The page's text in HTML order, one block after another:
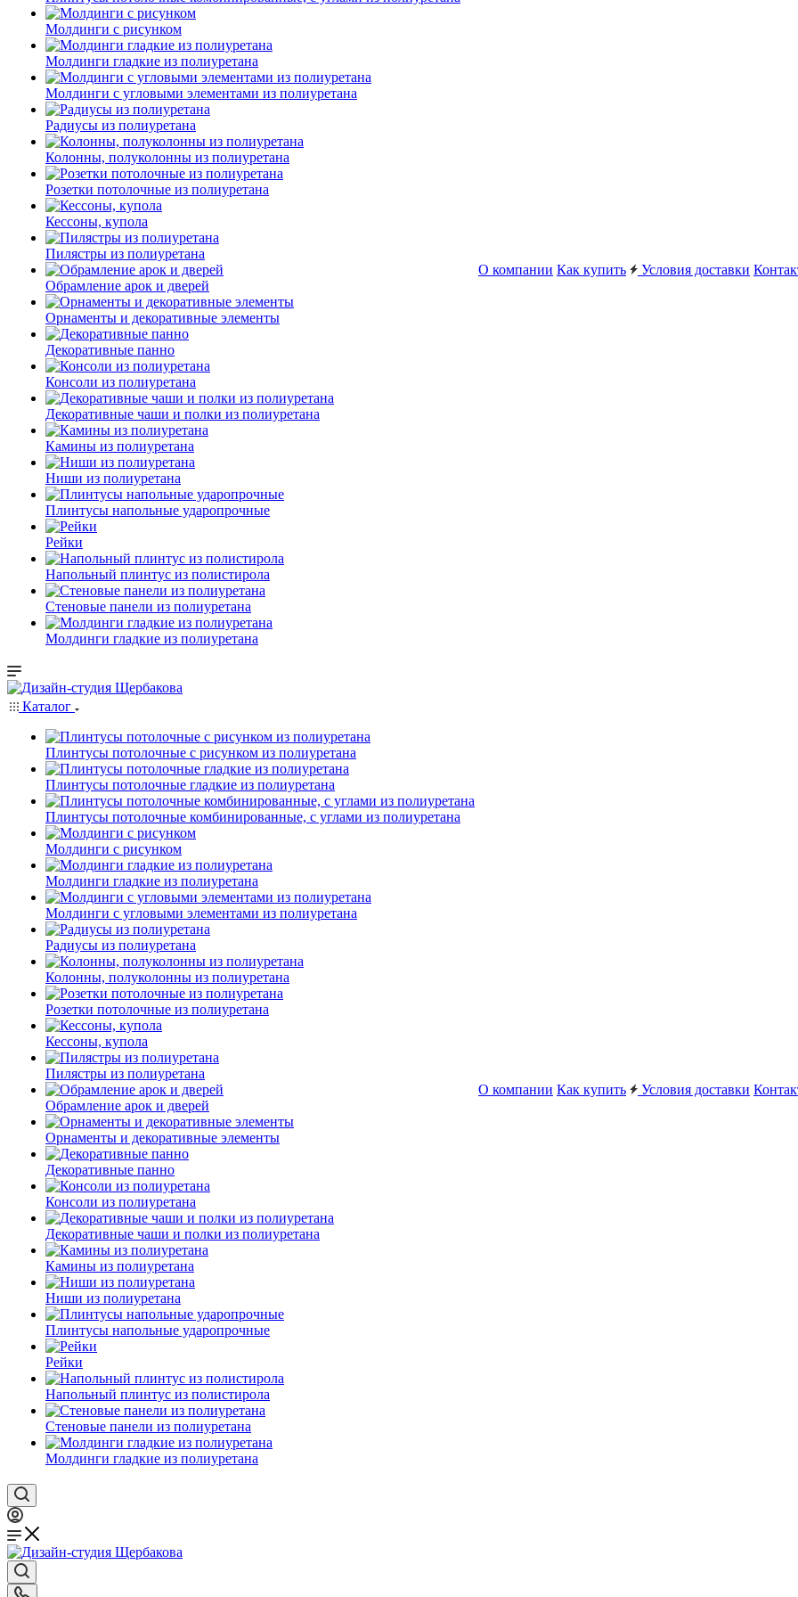
Молдинги c рисунком
Молдинги гладкие из полиуретана
Молдинги с угловыми элементами из полиуретана
Радиусы из полиуретана
Колонны, полуколонны из полиуретана
Розетки потолочные из полиуретана
Кессоны, купола
Пилястры из полиуретана
Обрамление арок и дверей
Орнаменты и декоративные элементы
Декоративные панно
Консоли из полиуретана
Декоративные чаши и полки из полиуретана
Камины из полиуретана
Ниши из полиуретана
Плинтусы напольные ударопрочные
Рейки
Напольный плинтус из полистирола
Стеновые панели из полиуретана
Молдинги гладкие из полиуретана
О компании Как купить Условия доставки
Каталог
Плинтусы потолочные с рисунком из полиуретана
Плинтусы потолочные гладкие из полиуретана
Плинтусы потолочные комбинированные, с углами из полиуретана
Молдинги c рисунком
Молдинги гладкие из полиуретана
Молдинги с угловыми элементами из полиуретана
Радиусы из полиуретана
Колонны, полуколонны из полиуретана
Розетки потолочные из полиуретана
Кессоны, купола
Пилястры из полиуретана
Обрамление арок и дверей
Орнаменты и декоративные элементы
Декоративные панно
Консоли из полиуретана
Декоративные чаши и полки из полиуретана
Камины из полиуретана
Ниши из полиуретана
Плинтусы напольные ударопрочные
Рейки
Напольный плинтус из полистирола
Стеновые панели из полиуретана
Молдинги гладкие из полиуретана
О компании Как купить Условия доставки